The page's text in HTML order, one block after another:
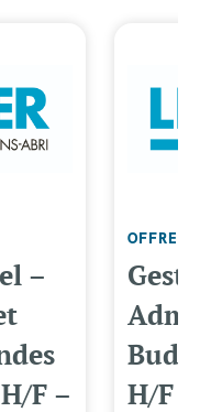
–
F –
OFFRE
H/F –